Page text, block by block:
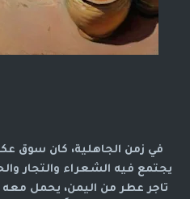
في زمن الجاهلية، كان سوق
يجتمع فيه الشعراء والتجار
تاجر عطر من اليمن، يحمل معه